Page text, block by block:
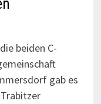
beiden C-
gab es